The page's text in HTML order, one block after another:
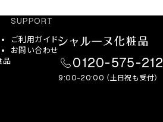
品
SUPPORT
ご利用ガイド
お問い合わせ
0120-575-212
9:00-20:00 （土日祝も受付）